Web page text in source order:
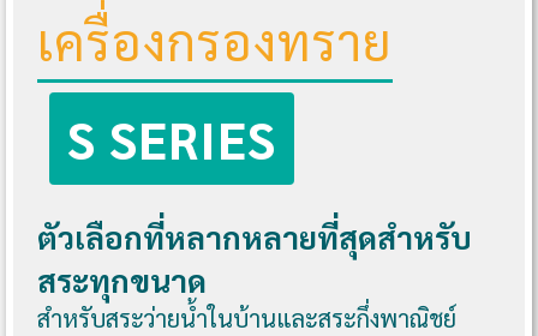
เครื่องกรองทราย
S SERIES
ตัวเลือกที่หลากหลายที่สุดสำหรับ
สระทุกขนาด
สำหรับสระว่ายน้ำในบ้านและสระกึ่งพาณิชย์